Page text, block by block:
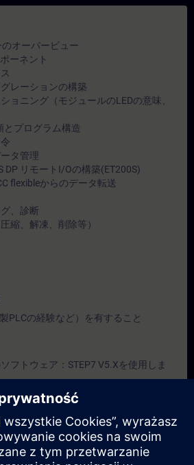
のオーバービュー
ーネント
レーションの構築
ョニング（モジュールのLEDの意味、
とプログラム構造
タ管理
DP リモートI/Oの構築(ET200S)
flexibleからのデータ転送
、診断
縮、解凍、削除等）
PLCの経験など）を有すること
フトウェア：STEP7 V5.Xを使用しま